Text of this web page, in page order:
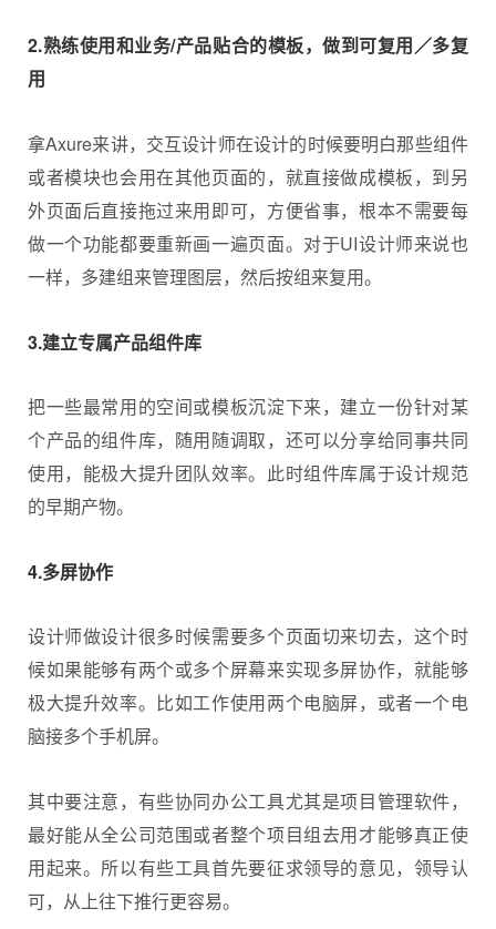
2.熟练使用和业务/产品贴合的模板，做到可复用／多复
用
拿Axure来讲，交互设计师在设计的时候要明白那些组件
或者模块也会用在其他页面的，就直接做成模板，到另
外页面后直接拖过来用即可，方便省事，根本不需要每
做一个功能都要重新画一遍页面。对于UI设计师来说也
一样，多建组来管理图层，然后按组来复用。
3.建立专属产品组件库
把一些最常用的空间或模板沉淀下来，建立一份针对某
个产品的组件库，随用随调取，还可以分享给同事共同
使用，能极大提升团队效率。此时组件库属于设计规范
的早期产物。
4.多屏协作
设计师做设计很多时候需要多个页面切来切去，这个时
候如果能够有两个或多个屏幕来实现多屏协作，就能够
极大提升效率。比如工作使用两个电脑屏，或者一个电
脑接多个手机屏。
其中要注意，有些协同办公工具尤其是项目管理软件，
最好能从全公司范围或者整个项目组去用才能够真正使
用起来。所以有些工具首先要征求领导的意见，领导认
可，从上往下推行更容易。